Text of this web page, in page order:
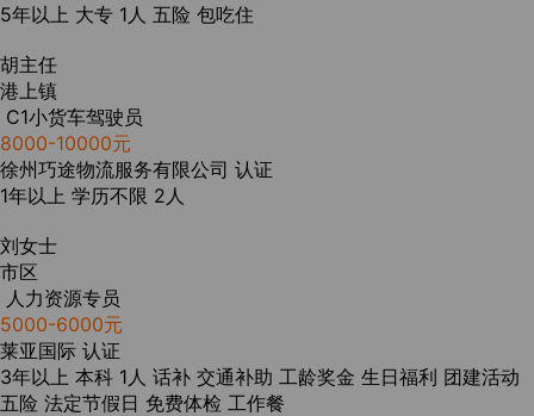
5年以上 大专 1人 五险 包吃住
胡主任
港上镇
C1小货车驾驶员
8000-10000元
徐州巧途物流服务有限公司 认证
1年以上 学历不限 2人
刘女士
市区
人力资源专员
5000-6000元
莱亚国际 认证
3年以上 本科 1人 话补 交通补助 工龄奖金 生日福利 团建活动
五险 法定节假日 免费体检 工作餐